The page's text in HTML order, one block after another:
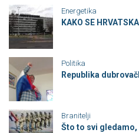
Energetika
KAKO SE
Politika
Republika
Branitelji
Što to svi gledamo,